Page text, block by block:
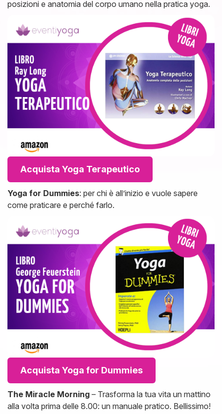
posizioni e anatomia del corpo umano nella pratica yoga.
Acquista Yoga Terapeutico
Yoga for Dummies: per chi è all’inizio e vuole sapere
come praticare e perché farlo.
Acquista Yoga for Dummies
The Miracle Morning – Trasforma la tua vita un mattino
alla volta prima delle 8.00: un manuale pratico. Bellissimo!